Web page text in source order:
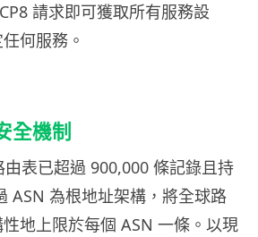
請求即可獲取所有服務設
何服務。
全機制
表已超過 900,000 條記錄且持
ASN 為根地址架構，將全球路
地上限於每個 ASN 一條。以現